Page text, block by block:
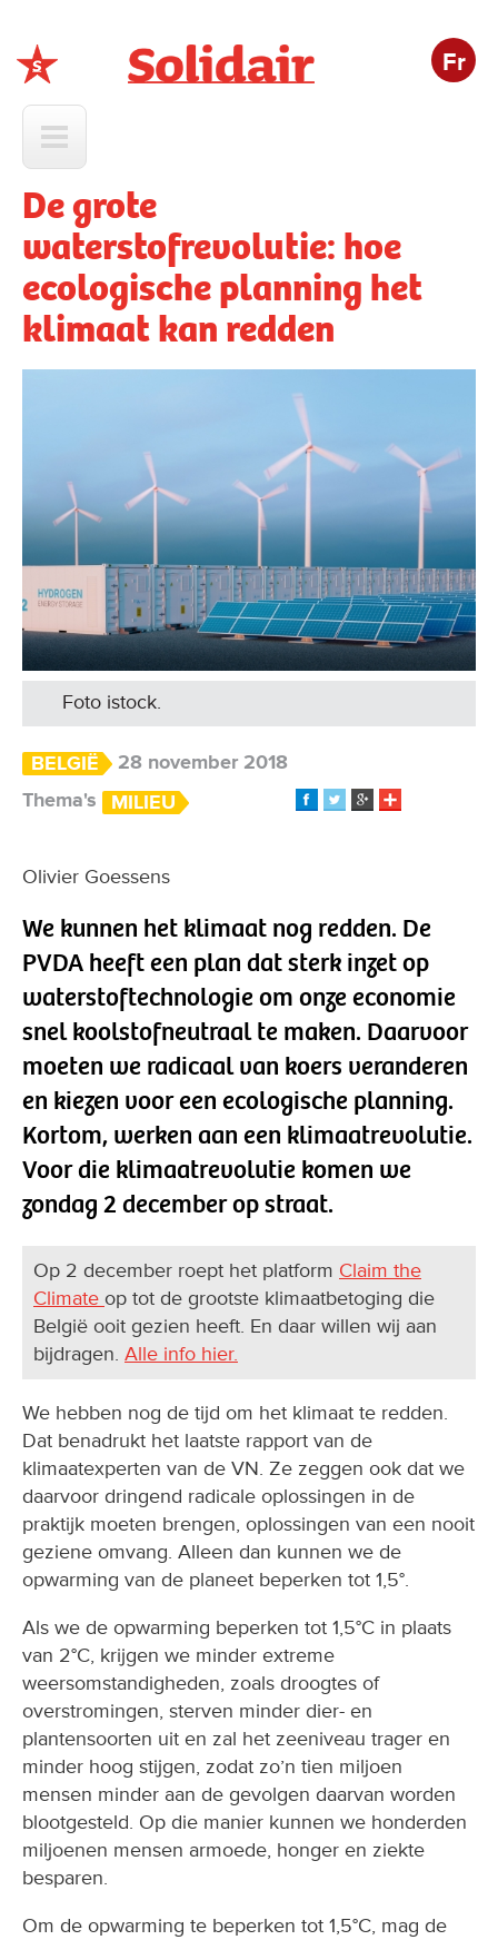
Fr
De grote
waterstofrevolutie: hoe
ecologische planning het
klimaat kan redden
Foto istock.
BELGIË
28 november 2018
Thema's
MILIEU
Olivier Goessens
We kunnen het klimaat nog redden. De
PVDA heeft een plan dat sterk inzet op
waterstoftechnologie om onze economie
snel koolstofneutraal te maken. Daarvoor
moeten we radicaal van koers veranderen
en kiezen voor een ecologische planning.
Kortom, werken aan een klimaatrevolutie.
Voor die klimaatrevolutie komen we
zondag 2 december op straat.
Op 2 december roept het platform Claim the
Climate op tot de grootste klimaatbetoging die
België ooit gezien heeft. En daar willen wij aan
bijdragen. Alle info hier.
We hebben nog de tijd om het klimaat te redden.
Dat benadrukt het laatste rapport van de
klimaatexperten van de VN. Ze zeggen ook dat we
daarvoor dringend radicale oplossingen in de
praktijk moeten brengen, oplossingen van een nooit
geziene omvang. Alleen dan kunnen we de
opwarming van de planeet beperken tot 1,5°.
Als we de opwarming beperken tot 1,5°C in plaats
van 2°C, krijgen we minder extreme
weersomstandigheden, zoals droogtes of
overstromingen, sterven minder dier- en
plantensoorten uit en zal het zeeniveau trager en
minder hoog stijgen, zodat zo’n tien miljoen
mensen minder aan de gevolgen daarvan worden
blootgesteld. Op die manier kunnen we honderden
miljoenen mensen armoede, honger en ziekte
besparen.
Om de opwarming te beperken tot 1,5°C, mag de